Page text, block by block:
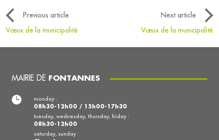
Previous article
Next article
Vœux de la municipalité
Vœux de la municipalité
MAIRIE DE FONTANNES
monday :
08h30-12h00 / 15h00-17h30
tuesday, wednesday, thursday, friday :
08h30-12h00
saturday, sunday :